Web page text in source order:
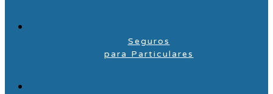
Seguros
para Particulares